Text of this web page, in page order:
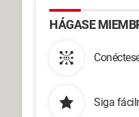
HÁGASE
Siga